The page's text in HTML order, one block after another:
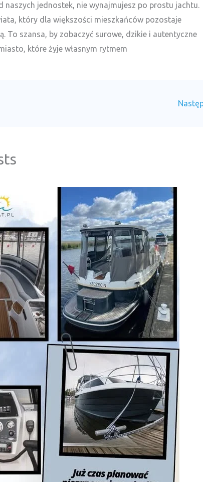
naszych jednostek, nie wynajmujesz po prostu jachtu.
który dla większości mieszkańców pozostaje
To szansa, by zobaczyć surowe, dzikie i autentyczne
które żyje własnym rytmem